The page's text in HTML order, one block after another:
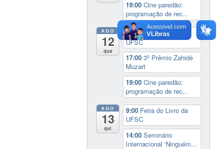
19:00Cine paredão:
programação de rec...
AGO
12
qua
9:00Feira do Livro da
UFSC
17:003º Prêmio Zahidé
Muzart
19:00Cine paredão:
programação de rec...
AGO
13
qui
9:00 Feira do Livro da
UFSC
14:00Seminário
Internacional ‘Ninguém...